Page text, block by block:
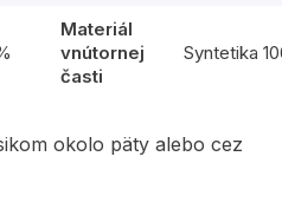
Materiál
vnútornej
časti
Syntetika
okolo päty alebo cez